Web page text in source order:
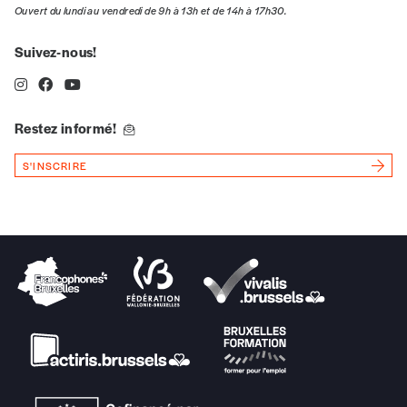
Prénom
Nom*
Organisation
Ouvert du lundi au vendredi de 9h à 13h et de 14h à 17h30.
Suivez-nous!
Restez informé!
S'INSCRIRE